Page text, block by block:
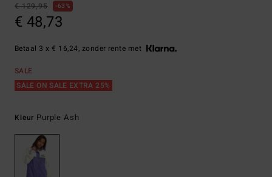
€ 129,95
63%
€ 48,73
Betaal 3 x € 16,24, zonder rente met
SALE
SALE ON SALE EXTRA 25%
Kleur Purple Ash